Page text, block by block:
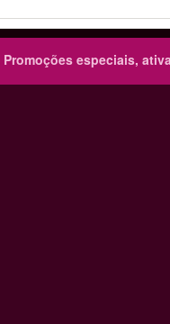
Promoções especiais,